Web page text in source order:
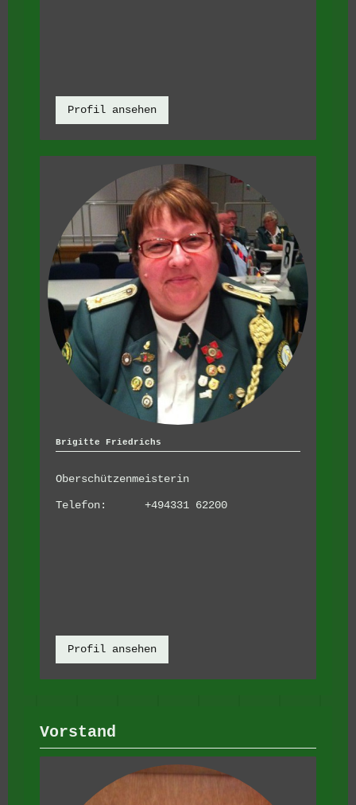
Profil ansehen
Brigitte Friedrichs
Oberschützenmeisterin
Telefon: +494331 62200
Profil ansehen
Vorstand